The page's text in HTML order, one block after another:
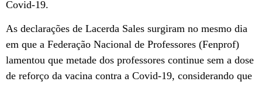
Covid-19.
As declarações de Lacerda Sales surgiram no mesmo dia
em que a Federação Nacional de Professores (Fenprof)
lamentou que metade dos professores continue sem a dose
de reforço da vacina contra a Covid-19, considerando que